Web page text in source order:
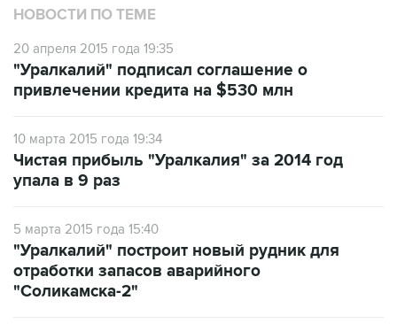
НОВОСТИ ПО ТЕМЕ
20 апреля 2015 года 19:35
"Уралкалий" подписал соглашение о
привлечении кредита на $530 млн
10 марта 2015 года 19:34
Чистая прибыль "Уралкалия" за 2014 год
упала в 9 раз
5 марта 2015 года 15:40
"Уралкалий" построит новый рудник для
отработки запасов аварийного
"Соликамска-2"